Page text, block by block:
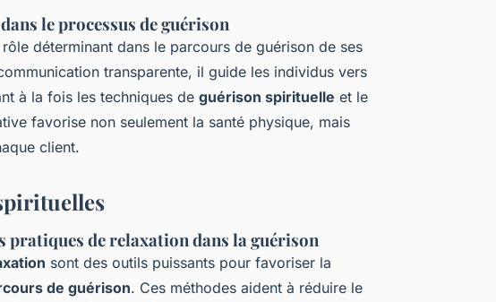
le processus de guérison
déterminant dans le parcours de guérison de ses
transparente, il guide les individus vers
à la fois les techniques de guérison spirituelle et le
favorise non seulement la santé physique, mais
client.
de relaxation dans la guérison
sont des outils puissants pour favoriser la
de guérison. Ces méthodes aident à réduire le